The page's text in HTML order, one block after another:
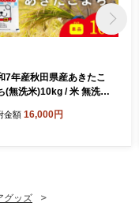
7年産秋田県産あきたこ
(無洗米)10kg / 米 無洗米
きたこまち 5kg×2袋 お
金額 16,000円
グッズ